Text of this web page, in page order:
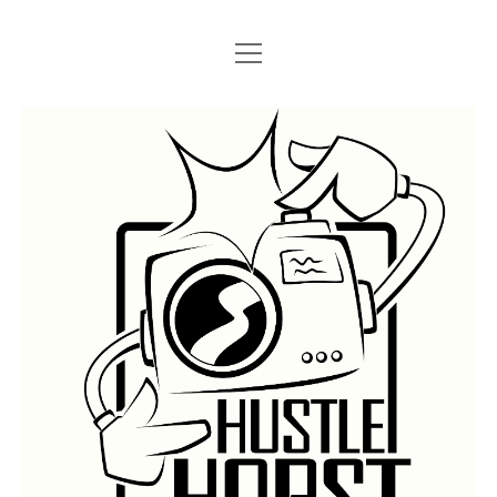
STARTSEITE
BERLIN GRAFFITI
Menü
öffnen
BERLIN BOMBINGS
BERLIN SUBWAY
BERLIN S-BAHN
TRAINS
LEGAL WALLS
HOTTER FRAGT…
ROSTOCK
REGIO
GÜTER
ATHENS GRAFFITI Menü
öffnen
ATHENS TRAINS
Menü
öffnen
Hustlehorst